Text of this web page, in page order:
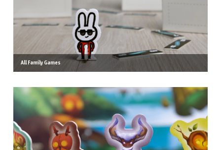
All Family Games